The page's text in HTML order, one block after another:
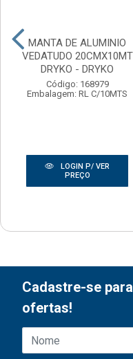
MANTA DE ALUMINIO
VEDATUDO 20CMX10MT
DRYKO - DRYKO
Código: 168979
Embalagem: RL C/10MTS
LOGIN P/ VER
PREÇO
Cadastre-se
ofertas!